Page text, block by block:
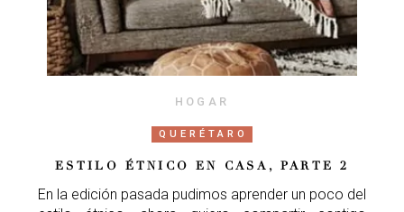
HOGAR
QUERÉTARO
ESTILO ÉTNICO EN CASA, PARTE 2
En la edición pasada pudimos aprender un poco del